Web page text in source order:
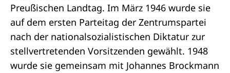
Preußischen Landtag. Im März 1946 wurde sie
auf dem ersten Parteitag der Zentrumspartei
nach der nationalsozialistischen Diktatur zur
stellvertretenden Vorsitzenden gewählt. 1948
wurde sie gemeinsam mit Johannes Brockmann